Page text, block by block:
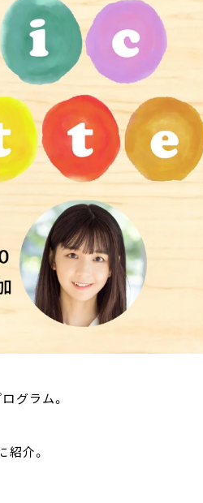
グラム。
介。